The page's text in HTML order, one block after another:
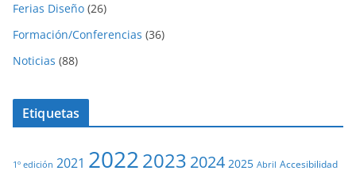
Ferias Diseño (26)
Formación/Conferencias (36)
Noticias (88)
Etiquetas
1º edición 2021 20222023 2024 2025 Abril Accesibilidad